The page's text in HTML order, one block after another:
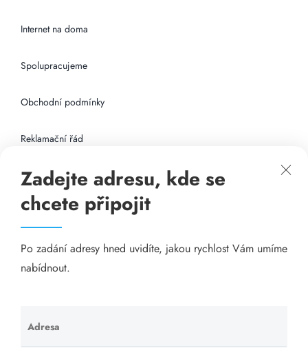
Internet na doma
Spolupracujeme
Obchodní podmínky
Reklamační řád
Připojení k internetu
Odkazy
Katalog A-seznam.cz
Visací zámky - TOKOZ
Zadejte adresu, kde se
chcete připojit
Po zadání adresy hned uvidíte, jakou rychlost Vám umíme
nabídnout.
Adresa
Ponechte
toto pole